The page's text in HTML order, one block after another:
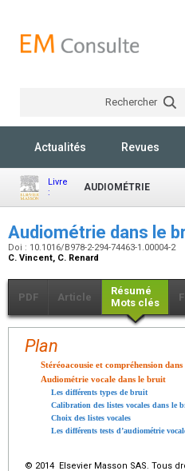
Rechercher
Actualités Revues
Livre
:
AUDIOMÉTRIE
Audiométrie dans le
Doi : 10.1016/B978-2-294-74463-1.00004-2
C. Vincent, C. Renard
PDF Article
Résumé
Mots clés
Plan
Stéréoacousie et compréhension
Audiométrie vocale dans le bruit
Les différents types de bruit
Calibration des listes vocales dans le
Choix des listes vocales
Les différents tests d’audiométrie
© 2014 Elsevier Masson SAS. Tous